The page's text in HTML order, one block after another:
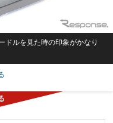
ドルを見た時の印象がかなり